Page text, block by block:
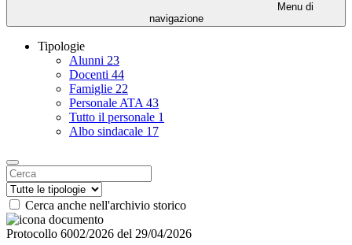
Menu di
navigazione
Tipologie
Alunni 23
Docenti 44
Famiglie 22
Personale ATA 43
Tutto il personale 1
Albo sindacale 17
Cerca anche nell'archivio storico
Protocollo 6002/2026 del 29/04/2026